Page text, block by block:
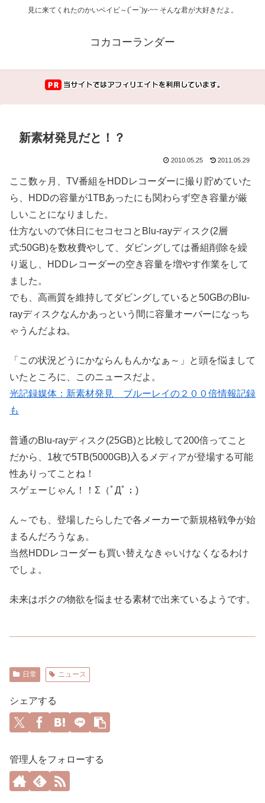
見に来てくれたのかいベイビ～(´ー`)y-~~ そんな君が大好きだよ。
コカコーランダー
新素材発見だと！？
2010.05.25 2011.05.29
ここ数ヶ月、TV番組をHDDレコーダーに撮り貯めていた
ら、HDDの容量が1TBあったにも関わらず空き容量が厳
しいことになりました。
仕方ないので休日にセコセコとBlu-rayディスク(2層
式:50GB)を数枚費やして、ダビングしては番組削除を繰
り返し、HDDレコーダーの空き容量を増やす作業をして
ました。
でも、高画質を維持してダビングしていると50GBのBlu-
rayディスクなんかあっという間に容量オーバーになっち
ゃうんだよね。
「この状況どうにかならんもんかなぁ～」と頭を悩まして
いたところに、このニュースだよ。
光記録媒体：新素材発見 ブルーレイの２００倍情報記録
も
普通のBlu-rayディスク(25GB)と比較して200倍ってこと
だから、1枚で5TB(5000GB)入るメディアが登場する可能
性ありってことね！
スゲェーじゃん！！Σ（ﾟДﾟ；)
ん～でも、登場したらしたで各メーカーで新規格戦争が始
まるんだろうなぁ。
当然HDDレコーダーも買い替えなきゃいけなくなるわけ
でしょ。
未来はボクの物欲を悩ませる素材で出来ているようです。
日常 ニュース
シェアする
管理人をフォローする